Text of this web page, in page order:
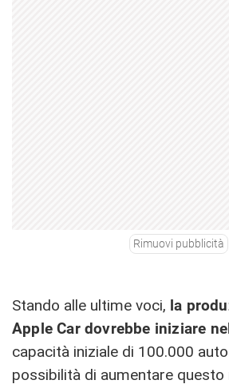
Rimuovi pubblicità
Stando alle ultime voci, la
Apple Car dovrebbe iniziare
capacità iniziale di 100.000 auto
possibilità di aumentare